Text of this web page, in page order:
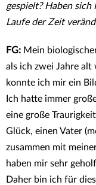
gespielt? Haben sich
Laufe der Zeit
FG: Mein
als ich zwei Jahre alt
konnte ich mir ein
Ich hatte immer
eine große
Glück, einen Vater
zusammen mit
haben mir sehr
Daher bin ich für